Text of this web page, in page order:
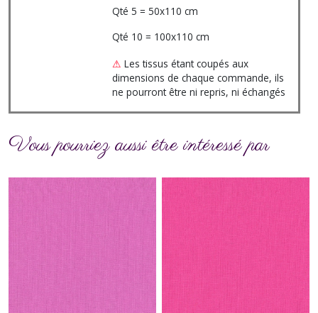
Qté 5 = 50x110 cm
Qté 10 = 100x110 cm
⚠ Les tissus étant coupés aux
dimensions de chaque commande, ils
ne pourront être ni repris, ni échangés
Vous pourriez aussi être intéressé par